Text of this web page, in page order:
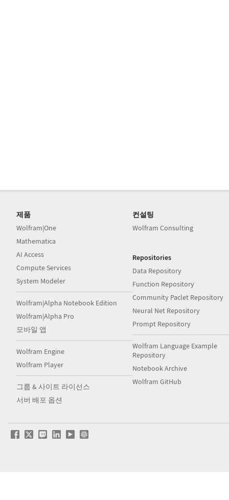
제품
Wolfram|One
Mathematica
AI Access
Compute Services
System Modeler
Wolfram|Alpha Notebook Edition
Wolfram|Alpha Pro
모바일 앱
Wolfram Engine
Wolfram Player
그룹 & 사이트 라이선스
서버 배포 옵션
컨설팅
Wolfram Consulting
Repositories
Data Repository
Function Repository
Community Paclet Repository
Neural Net Repository
Prompt Repository
Wolfram Language Example
Repository
Notebook Archive
Wolfram GitHub